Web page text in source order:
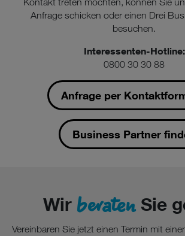
Anfrage schicken oder einen Drei
besuchen.
Interessenten-Hotline:
0800 30 30 88
Anfrage per
Business Partner
Wir beratenSie
Vereinbaren Sie jetzt einen Termin mit